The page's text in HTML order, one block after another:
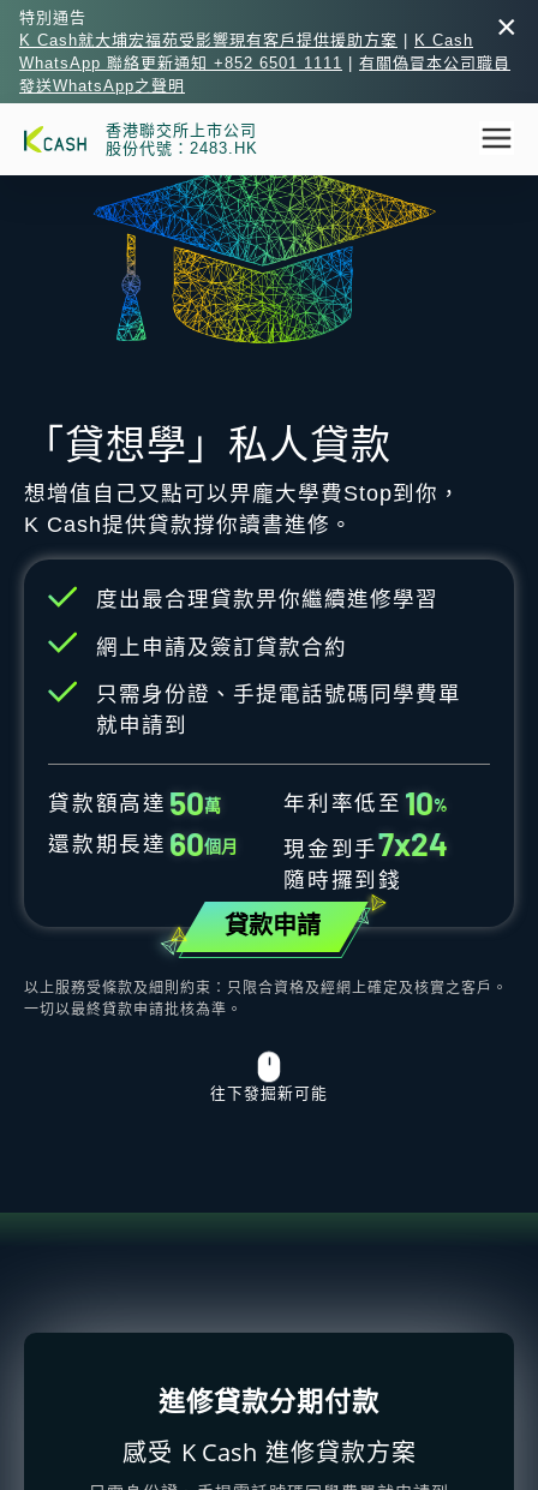
×
特別通告
K Cash就大埔宏福苑受影響現有客戶提供援助方案
K Cash
WhatsApp 聯絡更新通知 +852 6501 1111
有關偽冒本公司職員
發送WhatsApp之聲明
香港聯交所上市公司
股份代號：2483.HK
「貸想學」私人貸款
想增值自己又點可以畀龐大學費Stop到你，
K Cash提供貸款撐你讀書進修。
度出最合理貸款畀你繼續進修學習
網上申請及簽訂貸款合約
只需身份證、手提電話號碼同學費單
就申請到
貸款額高達 50萬 年利率低至 10%
還款期長達 60個月 現金到手7x24
隨時攞到錢
貸款申請
以上服務受條款及細則約束：只限合資格及經網上確定及核實之客戶。
一切以最終貸款申請批核為準。
往下發掘新可能
進修貸款分期付款
感受 K Cash 進修貸款方案